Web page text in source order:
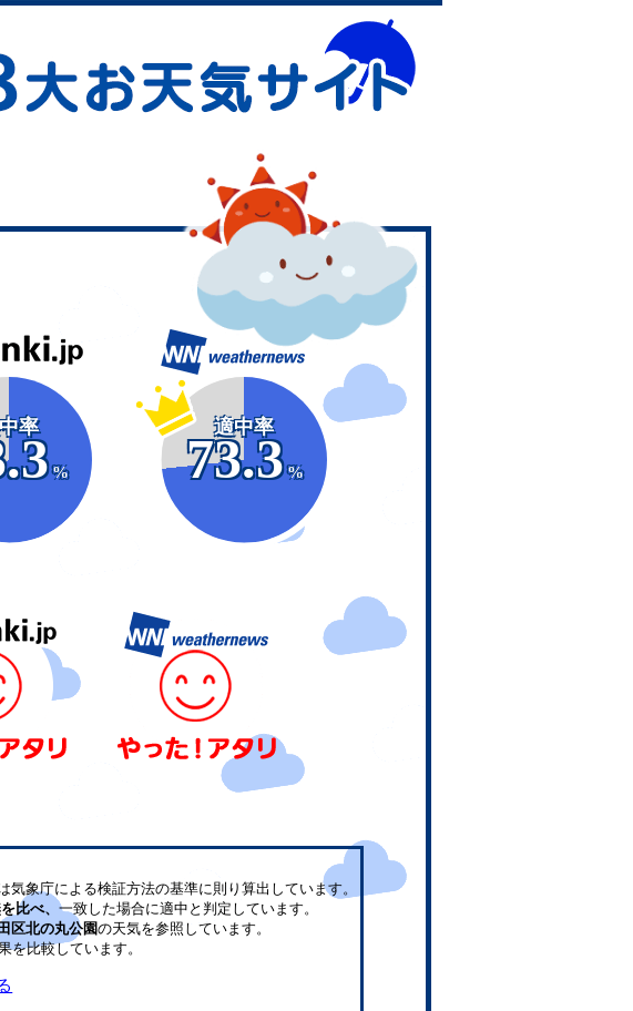
率
%
適中率
73.3
%
気象庁による検証方法の基準に則り算出しています。
比べ、 一致した場合に適中と判定しています。
区北の丸公園の天気を参照しています。
を比較しています。